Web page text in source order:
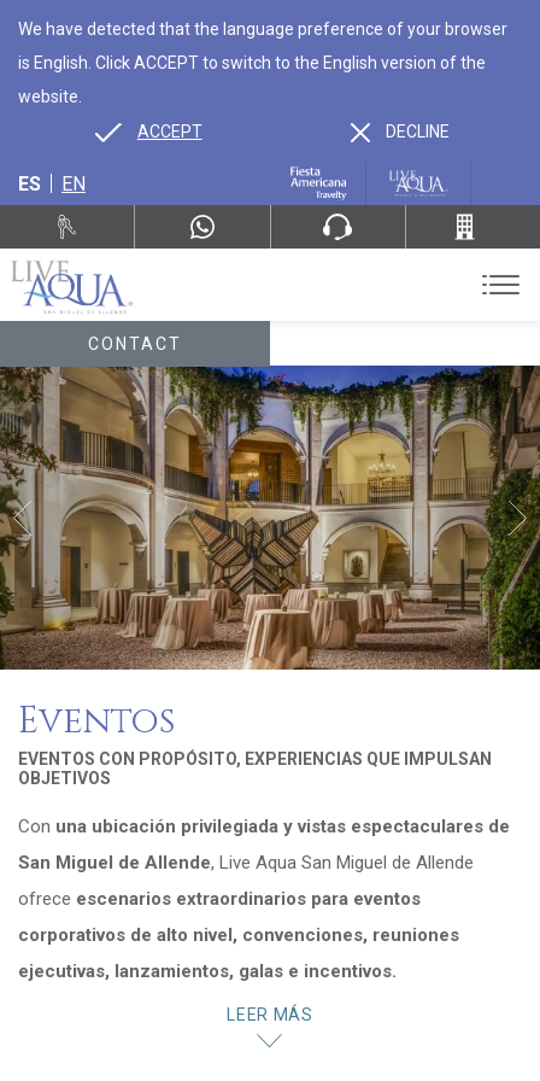
ES EN
CONTACT
We have detected that the language preference of your browser
is English. Click ACCEPT to switch to the English version of the
website.
ACCEPT
DECLINE
Eventos
EVENTOS CON PROPÓSITO, EXPERIENCIAS QUE IMPULSAN
OBJETIVOS
Con una ubicación privilegiada y vistas espectaculares de
San Miguel de Allende, Live Aqua San Miguel de Allende
ofrece escenarios extraordinarios para eventos
corporativos de alto nivel, convenciones, reuniones
ejecutivas, lanzamientos, galas e incentivos.
elegante terrazacon capacidad para hasta 450
exclusiva explanada al aire libre
LEER MÁS